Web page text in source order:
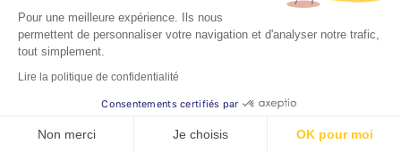
Pour une meilleure expérience. Ils nous
permettent de personnaliser votre navigation et d'analyser notre trafic,
tout simplement.
Lire la politique de confidentialité
Consentements certifiés par
Non merci Je choisis OK pour moi